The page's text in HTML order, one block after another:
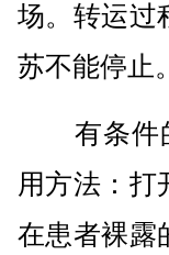
场。转运过
苏不能停止。
有条件的
用方法：打
在患者裸露